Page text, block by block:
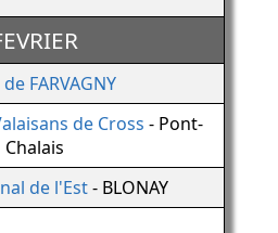
FARVAGNY
de Cross - Pont-
Chalais
de l'Est- BLONAY